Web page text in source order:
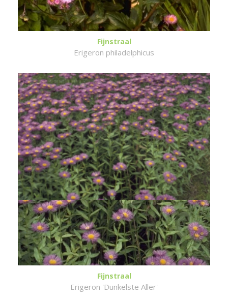
Fijnstraal
Erigeron philadelphicus
Fijnstraal
Erigeron 'Dunkelste Aller'